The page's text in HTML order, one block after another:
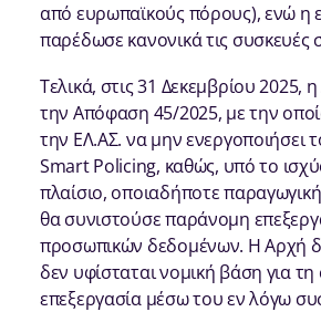
από ευρωπαϊκούς πόρους), ενώ η
παρέδωσε κανονικά τις συσκευές
Τελικά, στις 31 Δεκεμβρίου 2025,
την Απόφαση 45/2025, με την
την ΕΛ.ΑΣ. να μην ενεργοποιήσει
Smart Policing, καθώς, υπό το
πλαίσιο, οποιαδήποτε
θα συνιστούσε παράνομη
προσωπικών δεδομένων. Η Αρχή
δεν υφίσταται νομική βάση για
επεξεργασία μέσω του εν λόγω